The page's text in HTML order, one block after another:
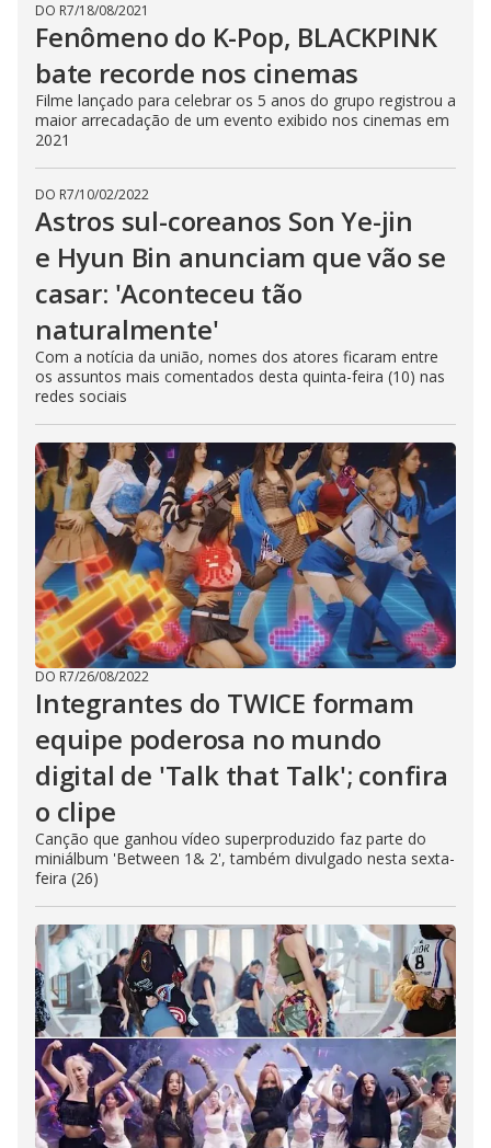
DO R7/18/08/2021
Fenômeno do K-Pop, BLACKPINK
bate recorde nos cinemas
Filme lançado para celebrar os 5 anos do grupo registrou a
maior arrecadação de um evento exibido nos cinemas em
2021
DO R7/10/02/2022
Astros sul-coreanos Son Ye-jin
e Hyun Bin anunciam que vão se
casar: 'Aconteceu tão
naturalmente'
Com a notícia da união, nomes dos atores ficaram entre
os assuntos mais comentados desta quinta-feira (10) nas
redes sociais
DO R7/26/08/2022
Integrantes do TWICE formam
equipe poderosa no mundo
digital de 'Talk that Talk'; confira
o clipe
Canção que ganhou vídeo superproduzido faz parte do
miniálbum 'Between 1& 2', também divulgado nesta sexta-
feira (26)